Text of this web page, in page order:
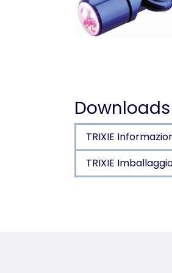
Downloads
TRIXIE
TRIXIE